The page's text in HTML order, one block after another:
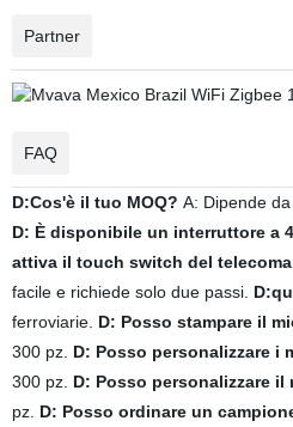
Partner
FAQ
D:Cos'è il tuo MOQ? A: Dipende
D: È disponibile un interruttore a
attiva il touch switch del
facile e richiede solo due passi.
ferroviarie. D: Posso stampare il
300 pz. D: Posso personalizzare
300 pz. D: Posso personalizzare
pz. D: Posso ordinare un